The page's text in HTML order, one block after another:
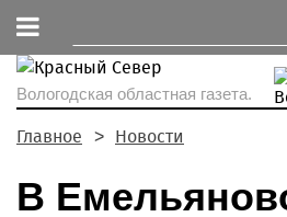
Вологодская областная газета.
Главное Новости
В